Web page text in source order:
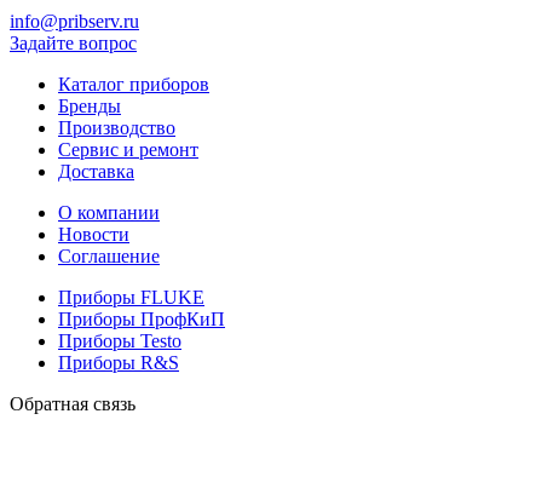
info@pribserv.ru
Задайте вопрос
Каталог приборов
Бренды
Производство
Сервис и ремонт
Доставка
О компании
Новости
Соглашение
Приборы FLUKE
Приборы ПрофКиП
Приборы Testo
Приборы R&S
Обратная связь